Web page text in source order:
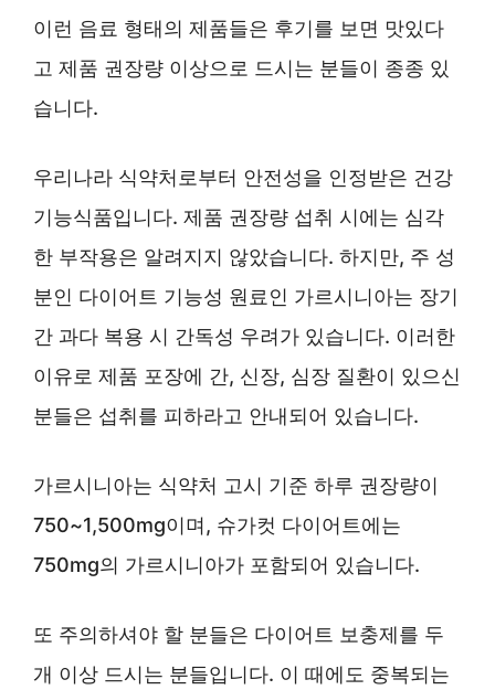
이런 음료 형태의 제품들은 후기를 보면 맛있다
고 제품 권장량 이상으로 드시는 분들이 종종 있
습니다.
우리나라 식약처로부터 안전성을 인정받은 건강
기능식품입니다. 제품 권장량 섭취 시에는 심각
한 부작용은 알려지지 않았습니다. 하지만, 주 성
분인 다이어트 기능성 원료인 가르시니아는 장기
간 과다 복용 시 간독성 우려가 있습니다. 이러한
이유로 제품 포장에 간, 신장, 심장 질환이 있으신
분들은 섭취를 피하라고 안내되어 있습니다.
가르시니아는 식약처 고시 기준 하루 권장량이
750~1,500mg이며, 슈가컷 다이어트에는
750mg의 가르시니아가 포함되어 있습니다.
또 주의하셔야 할 분들은 다이어트 보충제를 두
개 이상 드시는 분들입니다. 이 때에도 중복되는